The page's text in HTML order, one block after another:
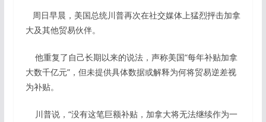
周日早晨，美国总统川普再次在社交媒体上猛烈抨击加拿
大及其他贸易伙伴。
他重复了自己长期以来的说法，声称美国“每年补贴加拿
大数千亿元”，但未提供具体数据或解释为何将贸易逆差视
为补贴。
川普说，“没有这笔巨额补贴，加拿大将无法继续作为一